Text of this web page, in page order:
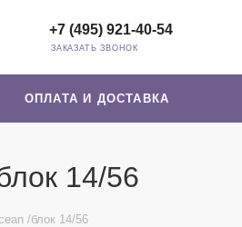
+7 (495) 921-40-54
ЗАКАЗАТЬ ЗВОНОК
ОПЛАТА И ДОСТАВКА
14/56
/блок 14/56